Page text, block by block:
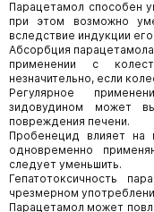
Парацетамол способен
при этом возможно
вследствие индукции
Абсорбция
применении с
незначительно, если
Регулярное
зидовудином может
повреждения печени.
Пробенецид влияет на
одновременно
следует уменьшить.
Гепатотоксичность
чрезмерном
Парацетамол может